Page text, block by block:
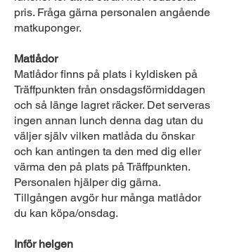
pris. Fråga gärna personalen angående
matkuponger.
Matlådor
Matlådor finns på plats i kyldisken på
Träffpunkten från onsdagsförmiddagen
och så länge lagret räcker. Det serveras
ingen annan lunch denna dag utan du
väljer själv vilken matlåda du önskar
och kan antingen ta den med dig eller
värma den på plats på Träffpunkten.
Personalen hjälper dig gärna.
Tillgången avgör hur många matlådor
du kan köpa/onsdag.
Inför helgen